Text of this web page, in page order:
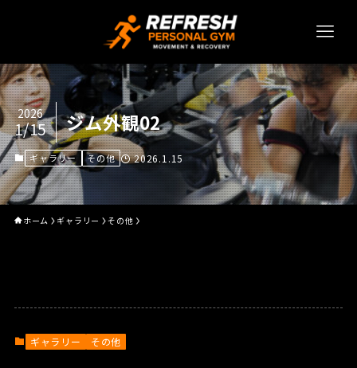
ジム外観02
2026
1/15
ギャラリー その他 2026.1.15
ホーム ギャラリー その他
ギャラリー その他